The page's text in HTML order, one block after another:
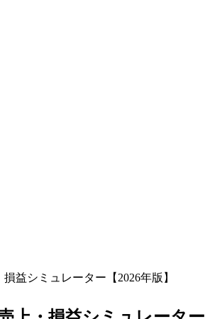
益シミュレーター【2026年版】